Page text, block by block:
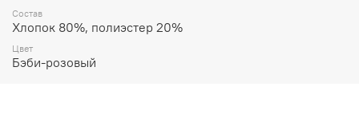
Состав
Хлопок 80%, полиэстер 20%
Цвет
Бэби-розовый